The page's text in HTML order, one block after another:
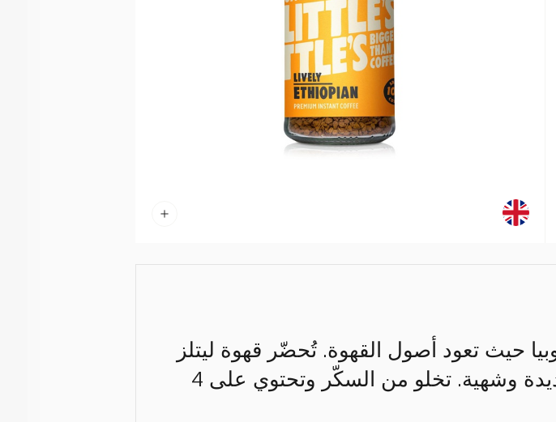
حيث تعود أصول القهوة. تُحضّر قهوة ليتلز
من بن 100% أرابيكا يحتوي على نكهات جديدة وشهية. تخلو من السكّر وتحتوي على 4